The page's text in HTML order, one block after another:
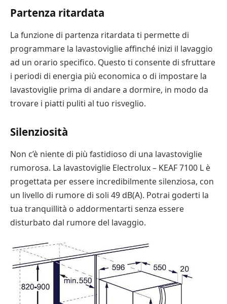
Partenza ritardata
La funzione di partenza ritardata ti permette di
programmare la lavastoviglie affinché inizi il lavaggio
ad un orario specifico. Questo ti consente di sfruttare
i periodi di energia più economica o di impostare la
lavastoviglie prima di andare a dormire, in modo da
trovare i piatti puliti al tuo risveglio.
Silenziosità
Non c’è niente di più fastidioso di una lavastoviglie
rumorosa. La lavastoviglie Electrolux – KEAF 7100 L è
progettata per essere incredibilmente silenziosa, con
un livello di rumore di soli 49 dB(A). Potrai goderti la
tua tranquillità o addormentarti senza essere
disturbato dal rumore del lavaggio.